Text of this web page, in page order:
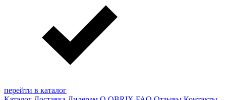
перейти в каталог